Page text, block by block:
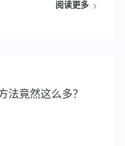
阅读更多
法竟然这么多？